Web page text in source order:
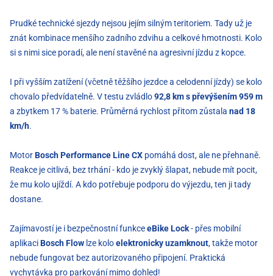
Prudké technické sjezdy nejsou jejím silným teritoriem. Tady už je
znát kombinace menšího zadního zdvihu a celkové hmotnosti. Kolo
si s nimi sice poradí, ale není stavěné na agresivní jízdu z kopce.
I při vyšším zatížení (včetně těžšího jezdce a celodenní jízdy) se kolo
chovalo předvídatelně. V testu zvládlo92,8 kms převýšením 959 m
a zbytkem 17 % baterie. Průměrná rychlost přitom zůstala nad 18
km/h.
MotorBosch Performance Line CX pomáhá dost, ale ne přehnaně.
Reakce je citlivá, bez trhání - kdo je zvyklý šlapat, nebude mít pocit,
že mu kolo ujíždí. A kdo potřebuje podporu do výjezdu, ten ji tady
dostane.
Zajímavostí je i bezpečnostní funkceeBike Lock- přes mobilní
aplikaciBosch Flow lze koloelektronicky uzamknout, takže motor
nebude fungovat bez autorizovaného připojení. Praktická
vychytávka pro parkování mimo dohled!